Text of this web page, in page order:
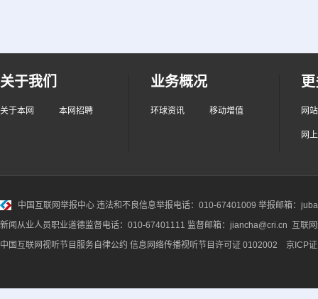
关于我们
关于本网 本网招聘
业务概况
环球资讯 移动增值 网
网
中国互联网举报中心 违法和不良信息举报电话：010-67401009 举报邮箱：
新闻从业人员职业道德监督电话：010-67401111 监督邮箱：jiancha@cri.cn 互联
中国互联网视听节目服务自律公约 信息网络传播视听节目许可证 0102002 京ICP